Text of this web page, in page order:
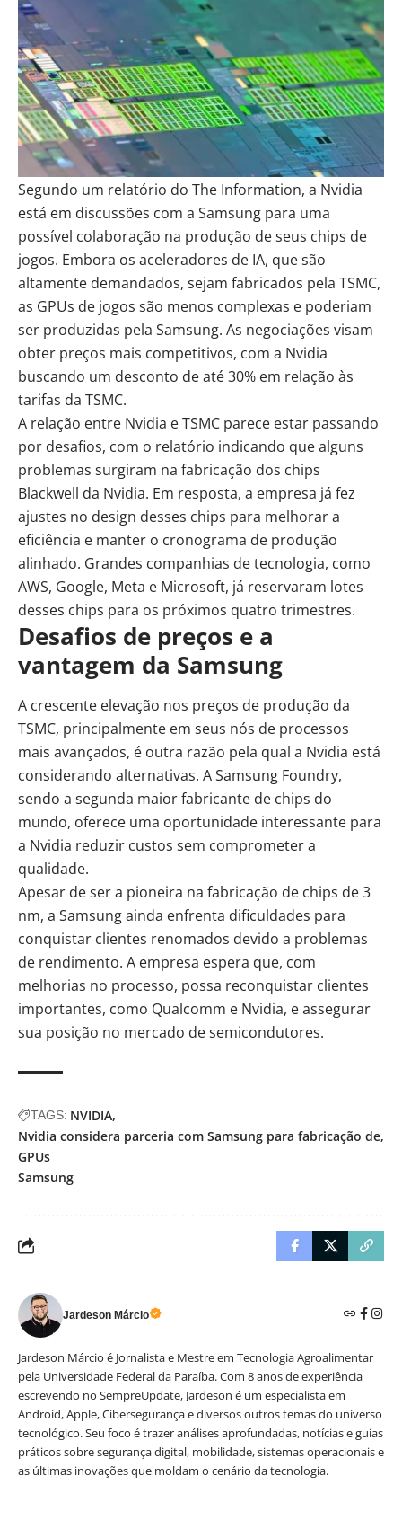
Segundo um relatório do The Information, a Nvidia
está em discussões com a Samsung para uma
possível colaboração na produção de seus chips de
jogos. Embora os aceleradores de IA, que são
altamente demandados, sejam fabricados pela TSMC,
as GPUs de jogos são menos complexas e poderiam
ser produzidas pela Samsung. As negociações visam
obter preços mais competitivos, com a Nvidia
buscando um desconto de até 30% em relação às
tarifas da TSMC.
A relação entre Nvidia e TSMC parece estar passando
por desafios, com o relatório indicando que alguns
problemas surgiram na fabricação dos chips
Blackwell da Nvidia. Em resposta, a empresa já fez
ajustes no design desses chips para melhorar a
eficiência e manter o cronograma de produção
alinhado. Grandes companhias de tecnologia, como
AWS, Google, Meta e Microsoft, já reservaram lotes
desses chips para os próximos quatro trimestres.
Desafios de preços e a
vantagem da Samsung
A crescente elevação nos preços de produção da
TSMC, principalmente em seus nós de processos
mais avançados, é outra razão pela qual a Nvidia está
considerando alternativas. A Samsung Foundry,
sendo a segunda maior fabricante de chips do
mundo, oferece uma oportunidade interessante para
a Nvidia reduzir custos sem comprometer a
qualidade.
Apesar de ser a pioneira na fabricação de chips de 3
nm, a Samsung ainda enfrenta dificuldades para
conquistar clientes renomados devido a problemas
de rendimento. A empresa espera que, com
melhorias no processo, possa reconquistar clientes
importantes, como Qualcomm e Nvidia, e assegurar
sua posição no mercado desemicondutores.
TAGS: NVIDIA
Nvidia considera parceria com Samsung para fabricação de
GPUs
Samsung
Jardeson Márcio
Jardeson Márcio é Jornalista e Mestre em Tecnologia Agroalimentar
pela Universidade Federal da Paraíba. Com 8 anos de experiência
escrevendo no SempreUpdate, Jardeson é um especialista em
Android, Apple, Cibersegurança e diversos outros temas do universo
tecnológico. Seu foco é trazer análises aprofundadas, notícias e guias
práticos sobre segurança digital, mobilidade, sistemas operacionais e
as últimas inovações que moldam o cenário da tecnologia.